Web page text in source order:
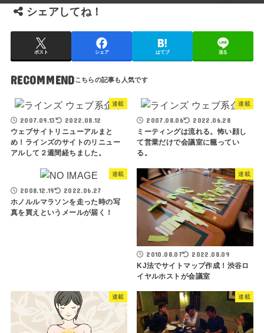
シェアしてね！
ポスト シェア はてブ 送る
RECOMMEND
連載
2007.09.13 2022.08.12
ウェブサイトリニューアルまと
め！ラインズのサイトのリニュー
アルして２週間経ちました。
連載
2007.08.06 2022.06.28
ミーティングは流れる。怖い顔し
て営業だけで会議室に籠ってい
る。
連載
2008.12.19 2022.06.27
ホノルルマラソンを走った時の写
真を買えというメールが届く！
連載
2010.08.07 2022.08.09
KJ法でサイトマップ作成！渋谷ロ
イヤルホストが会議室
連載 連載